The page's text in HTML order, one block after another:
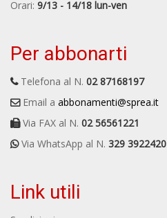
Orari: 9/13 - 14/18 lun-ven
Per abbonarti
Telefona al N. 02 87168197
Email a abbonamenti@sprea.it
Via FAX al N. 02 56561221
Via WhatsApp al N. 329 3922420
Link utili